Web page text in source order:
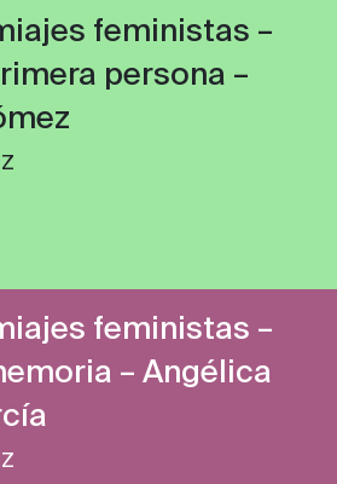
feministas –
persona –
feministas –
– Angélica